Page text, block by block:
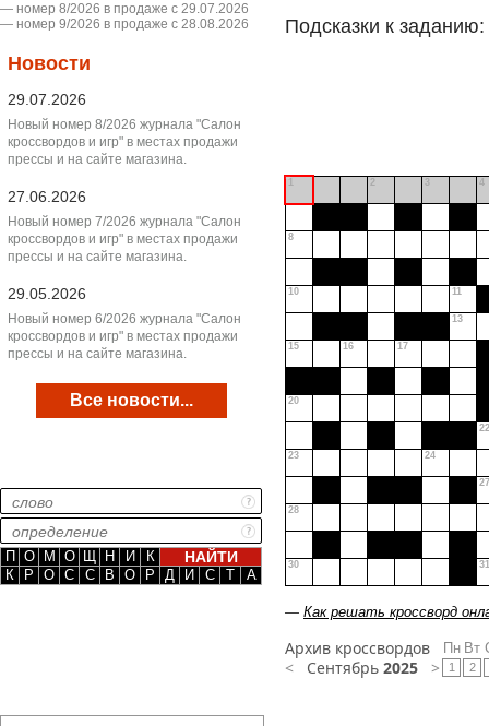
― номер 8/2026 в продаже с 29.07.2026
― номер 9/2026 в продаже с 28.08.2026
Новости
29.07.2026
Новый номер 8/2026 журнала "Салон
кроссвордов и игр" в местах продажи
прессы и на сайте магазина.
27.06.2026
Новый номер 7/2026 журнала "Салон
кроссвордов и игр" в местах продажи
прессы и на сайте магазина.
29.05.2026
Новый номер 6/2026 журнала "Салон
кроссвордов и игр" в местах продажи
прессы и на сайте магазина.
Все новости...
П О М О Щ Н И
К
К
Р О С С В О Р Д И С Т А
Подсказки к заданию:
1 2 3 4
8
10 11
13
15 16 17
20
22
23 24
27
28
30 31
— Как решать кроссворд
Архив кроссвордов
< Сентябрь 2025 >
Пн
1
Вт
2